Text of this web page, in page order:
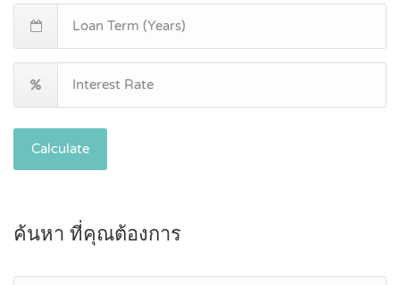
Calculate
ค้นหา ที่คุณต้องการ